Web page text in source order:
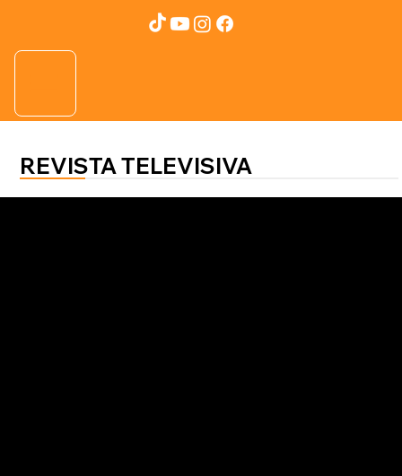
REVISTA TELEVISIVA